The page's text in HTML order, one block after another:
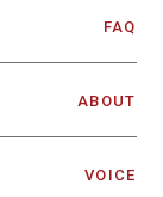
FAQ
ABOUT
VOICE